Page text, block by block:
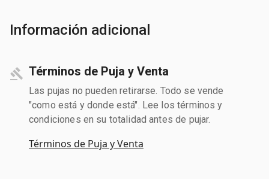
Información adicional
Términos de Puja y Venta
Las pujas no pueden retirarse. Todo se vende
"como está y donde está". Lee los términos y
condiciones en su totalidad antes de pujar.
Términos de Puja y Venta